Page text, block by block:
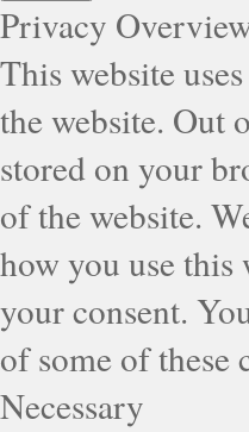
Privacy
This website
the website. Out
stored on your
of the website.
how you use
your consent.
of some of these
Necessary